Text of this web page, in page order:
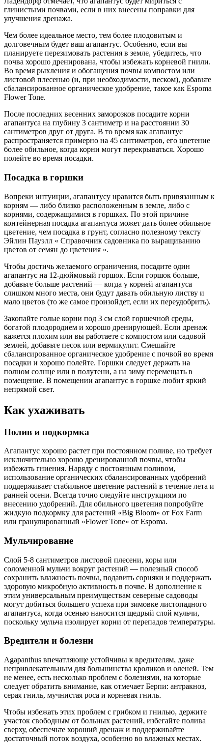
глинистыми почвами, если в них внесены поправки для
улучшения дренажа.
Чем более идеальное место, тем более плодовитым и
долговечным будет ваш агапантус. Особенно, если вы
планируете перезимовать растения в земле, убедитесь, что
почва хорошо дренирована, чтобы избежать корневой гнили.
Во время рыхления и обогащения почвы компостом или
листовой плесенью (и, при необходимости, песком), добавьте
сбалансированное органическое удобрение, такое как Espoma
Flower Tone.
После последних весенних заморозков посадите корни
агапантуса на глубину 3 сантиметр и на расстоянии 30
сантиметров друг от друга. В то время как агапантус
распространяется примерно на 45 сантиметров, его цветение
более обильное, когда корни могут перекрываться. Хорошо
полейте во время посадки.
Посадка в горшки
Вопреки интуиции, агапантусу нравится быть привязанным к
корням — либо близко расположенным в земле, либо с
корнями, содержащимися в горшках. По этой причине
контейнерная посадка агапантуса может дать более обильное
цветение, чем посадка в грунт, согласно полезному тексту
Эйлин Пауэлл « Справочник садовника по выращиванию
цветов от семян до цветения ».
Чтобы достичь желаемого ограничения, посадите один
агапантус на 12-дюймовый горшок. Если горшок больше,
добавьте больше растений — когда у корней агапантуса
слишком много места, они будут давать обильную листву и
мало цветов (то же самое произойдет, если их переудобрить).
Закопайте голые корни под 3 см слой горшечной среды,
богатой плодородием и хорошо дренирующей. Если дренаж
кажется плохим или вы работаете с компостом или садовой
землей, добавьте песок или вермикулит. Смешайте
сбалансированное органическое удобрение с почвой во время
посадки и хорошо полейте. Горшки следует держать на
полном солнце или в полутени, а на зиму перемещать в
помещение. В помещении агапантус в горшке любит яркий
непрямой свет.
Как ухаживать
Полив и подкормка
Агапантус хорошо растет при постоянном поливе, но требует
исключительно хорошо дренированной почвы, чтобы
избежать гниения. Наряду с постоянным поливом,
использование органических сбалансированных удобрений
поддерживает стабильное цветение растений в течение лета и
ранней осени. Всегда точно следуйте инструкциям по
внесению удобрений. Для обильного цветения попробуйте
жидкую подкормку для растений «Big Bloom» от Fox Farm
или гранулированный «Flower Tone» от Espoma.
Мульчирование
Слой 5-8 сантиметров листовой плесени, коры или
соломенной мульчи вокруг растений — полезный способ
сохранить влажность почвы, подавить сорняки и поддержать
здоровую микробную активность в почве. В дополнение к
этим универсальным преимуществам северные садоводы
могут добиться большего успеха при зимовке листопадного
агапантуса, когда осенью наносится щедрый слой мульчи,
поскольку мульча изолирует корни от перепадов температуры.
Вредители и болезни
Agapanthus впечатляюще устойчивы к вредителям, даже
непривлекательным для большинства кроликов и оленей. Тем
не менее, есть несколько проблем с болезнями, на которые
следует обратить внимание, как отмечает Берпи: антракноз,
серая гниль, мучнистая роса и корневая гниль.
Чтобы избежать этих проблем с грибком и гнилью, держите
участок свободным от больных растений, избегайте полива
сверху, обеспечьте хороший дренаж и поддерживайте
достаточный поток воздуха, особенно во влажных местах.